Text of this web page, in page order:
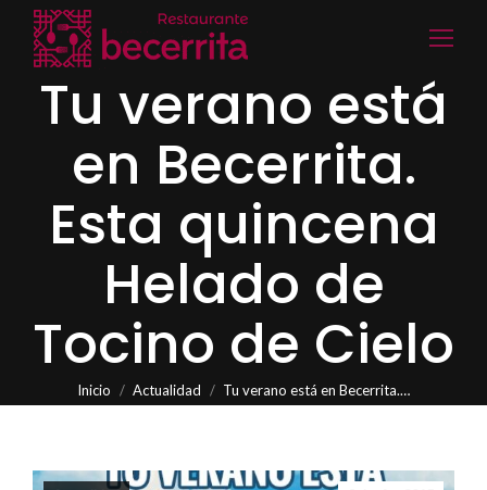
Tu verano está
en Becerrita.
Esta quincena
Helado de
Tocino de Cielo
Estás aquí:
Inicio Actualidad Tu verano está en Becerrita.…